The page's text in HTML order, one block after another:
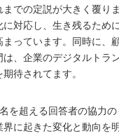
での定説が大きく覆りま
に対応し、生き残るため
っています。同時に、
、企業のデジタルトラ
待されてます。
を超える回答者の協力
に起きた変化と動向を